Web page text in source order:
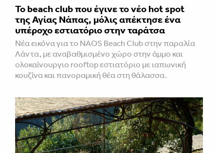
Το beach club που έγινε το νέο hot spot
της Αγίας Νάπας, μόλις απέκτησε ένα
υπέροχο εστιατόριο στην ταράτσα
Νέα εικόνα για το NAOS Beach Club στην παραλία
Λάντα, με αναβαθμισμένο χώρο στην άμμο και
ολοκαίνουργιο rooftop εστιατόριο με ιαπωνική
κουζίνα και πανοραμική θέα στη θάλασσα.